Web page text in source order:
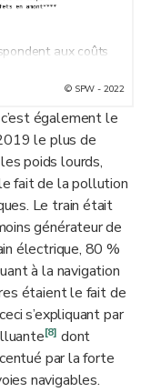
aux coûts
directes
aux obstacles
transports, ceux-ci
que sur
émissions
des processus
de l’énergie avant
de prendre
© SPW - 2022
également le
le plus de
poids lourds,
fait de la pollution
Le train était
générateur de
électrique, 80 %
à la navigation
étaient le fait de
s’expliquant par
[8] dont
par la forte
navigables.